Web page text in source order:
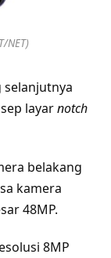
NET)
selanjutnya
layarnotch
belakang
kamera
48MP.
8MP